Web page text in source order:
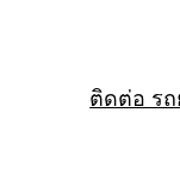
ติดต่อ รถ